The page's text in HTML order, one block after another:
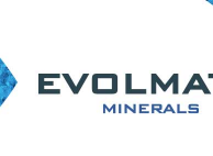
contenu